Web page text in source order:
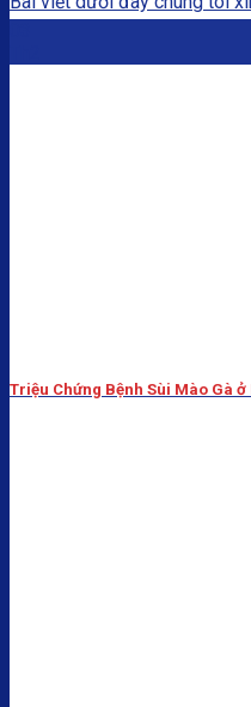
Triệu Chứng Bệnh Sùi Mào Gà